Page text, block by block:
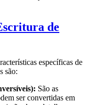
de
específicas de
são:
São as
ser convertidas em